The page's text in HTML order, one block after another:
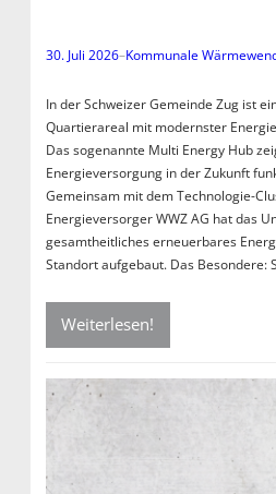
30. Juli 2026–Kommunale
In der Schweizer Gemeinde Zug ist
Quartierareal mit modernster
Das sogenannte Multi Energy Hub
Energieversorgung in der Zukunft
Gemeinsam mit dem Technologie-
Energieversorger WWZ AG hat das
gesamtheitliches erneuerbares
Standort aufgebaut. Das Besondere:
Weiterlesen!